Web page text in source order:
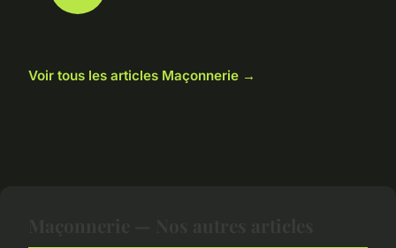
Voir tous les articles Maçonnerie →